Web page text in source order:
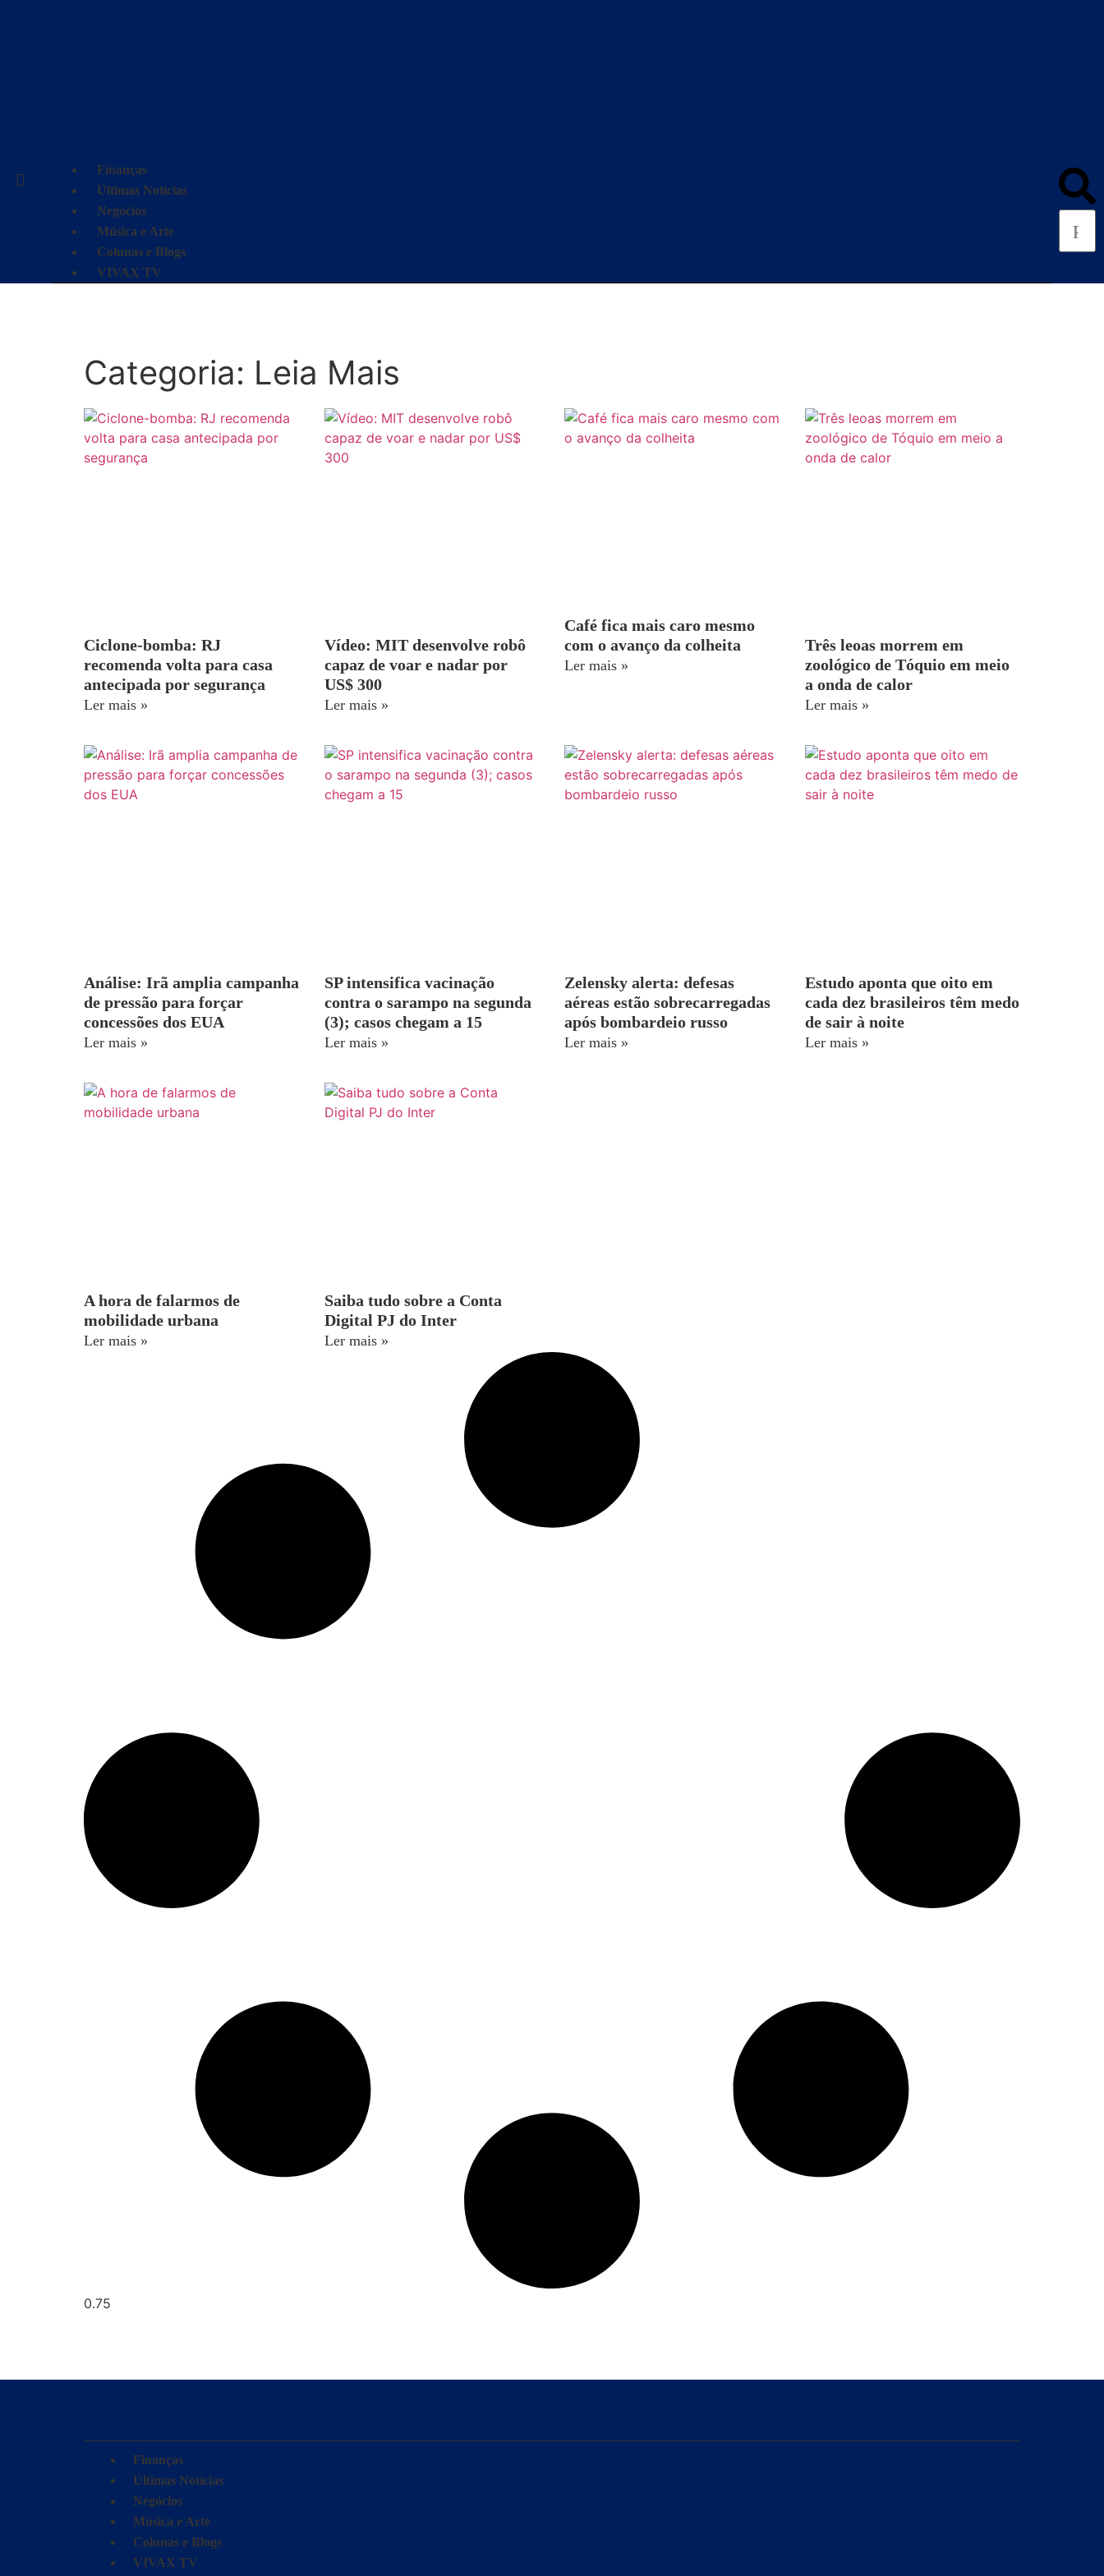
Finanças
Últimas Notícias
Negócios
Música e Arte
Colunas e Blogs
VIVAX TV
Categoria: Leia Mais
Ciclone-bomba: RJ
recomenda volta para casa
antecipada por segurança
Ler mais »
Vídeo: MIT desenvolve robô
capaz de voar e nadar por
US$ 300
Ler mais »
Café fica mais caro mesmo
com o avanço da colheita
Ler mais »
Três leoas morrem em
zoológico de Tóquio em meio
a onda de calor
Ler mais »
Análise: Irã amplia campanha
de pressão para forçar
concessões dos EUA
Ler mais »
SP intensifica vacinação
contra o sarampo na segunda
(3); casos chegam a 15
Ler mais »
Zelensky alerta: defesas
aéreas estão sobrecarregadas
após bombardeio russo
Ler mais »
Estudo aponta que oito em
cada dez brasileiros têm medo
de sair à noite
Ler mais »
A hora de falarmos de
mobilidade urbana
Ler mais »
Saiba tudo sobre a Conta
Digital PJ do Inter
Ler mais »
Finanças
Últimas Notícias
Negócios
Música e Arte
Colunas e Blogs
VIVAX TV